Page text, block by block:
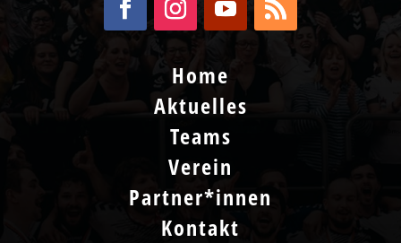
Home
Aktuelles
Teams
Verein
Partner*innen
Kontakt